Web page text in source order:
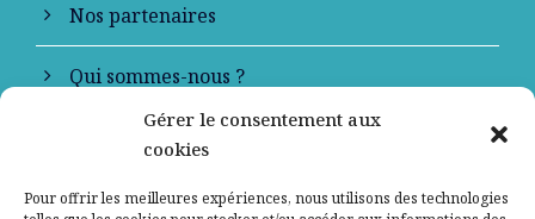
Gérer le consentement aux
cookies
Pour offrir les meilleures expériences, nous utilisons des technologies
Nos partenaires
Qui sommes-nous ?
Contactez-nous
Mentions légales